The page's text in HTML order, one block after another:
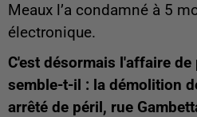
Meaux l’a condamné à 5
électronique.
C'est désormais l'affaire de
semble-t-il : la démolition
arrêté de péril, rue